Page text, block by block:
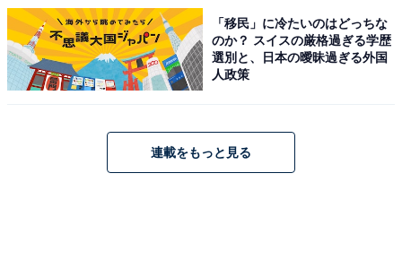
面上に「キャンセル申請フォーム」が表示されないから
です。
示されるのかというと、出品者が設定した「発送までの
日数」を経過した翌日午前0時です。もし発送までの日
「移民」に冷たいのはどっちな
のか？ スイスの厳格過ぎる学歴
選別と、日本の曖昧過ぎる外国
人政策
連載をもっと見る